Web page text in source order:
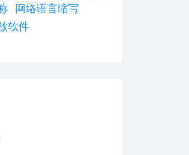
网络语言缩写
软件